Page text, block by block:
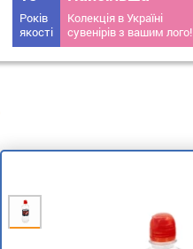
Років
якості
Колекція в Україні
сувенірів з вашим лого!